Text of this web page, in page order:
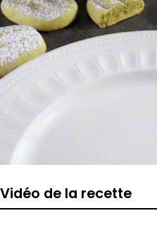
Vidéo de la recette